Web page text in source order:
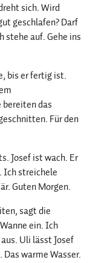
sich. Wird
geschlafen? Darf
stehe auf. Gehe ins
bis er fertig ist.
das
Für den
Josef ist wach. Er
Ich streichele
Guten Morgen.
sagt die
ein. Ich
Uli lässt Josef
warme Wasser.